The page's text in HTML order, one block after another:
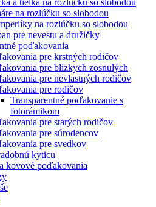
a tielka na rozlúčku so slobodou
na rozlúčku so slobodou
na rozlúčku so slobodou
pre nevestu a družičky
poďakovania
pre krstných rodičov
pre blízkych zosnulých
pre nevlastných rodičov
pre rodičov
Transparentné poďakovanie s
fotorámikom
pre starých rodičov
pre súrodencov
pre svedkov
kyticu
kovové poďakovania